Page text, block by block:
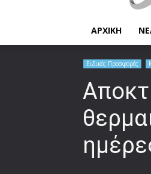
ΑΡΧΙΚΗ
Ειδικές Προσφορές